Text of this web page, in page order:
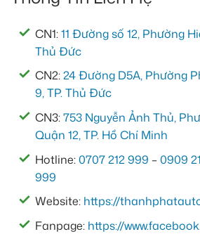
CN1:11 Đường số 12, Phường
Thủ Đức
CN2:24 Đường D5A, Phường
9, TP. Thủ Đức
CN3:753 Nguyễn Ảnh Thủ,
Quận 12, TP. Hồ Chí Minh
Hotline:0707 212 999 –0909
999
Website: https://
Fanpage: https://